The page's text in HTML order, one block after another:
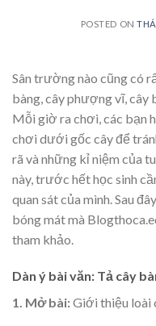
POSTED ON
Sân trường nào cũng có
bàng, cây phượng vĩ, cây
Mỗi giờ ra chơi, các bạn
chơi dưới gốc cây để
rã và những kỉ niệm của
này, trước hết học sinh
quan sát của mình. Sau
bóng mát mà
tham khảo.
Dàn ý bài văn: Tả cây
1. Mở bài:Giới thiệu loài